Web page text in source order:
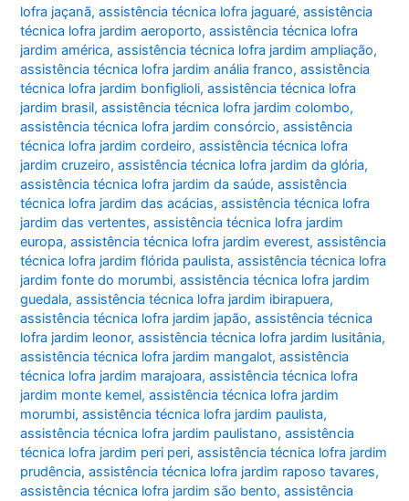
lofra jaçanã,assistência técnica lofra jaguaré,assistência
técnica lofra jardim aeroporto,assistência técnica lofra
jardim américa,assistência técnica lofra jardim ampliação,
assistência técnica lofra jardim anália franco,assistência
técnica lofra jardim bonfiglioli,assistência técnica lofra
jardim brasil,assistência técnica lofra jardim colombo,
assistência técnica lofra jardim consórcio,assistência
técnica lofra jardim cordeiro,assistência técnica lofra
jardim cruzeiro,assistência técnica lofra jardim da glória,
assistência técnica lofra jardim da saúde,assistência
técnica lofra jardim das acácias,assistência técnica lofra
jardim das vertentes,assistência técnica lofra jardim
europa,assistência técnica lofra jardim everest,assistência
técnica lofra jardim flórida paulista,assistência técnica lofra
jardim fonte do morumbi,assistência técnica lofra jardim
guedala,assistência técnica lofra jardim ibirapuera,
assistência técnica lofra jardim japão,assistência técnica
lofra jardim leonor,assistência técnica lofra jardim lusitânia,
assistência técnica lofra jardim mangalot,assistência
técnica lofra jardim marajoara,assistência técnica lofra
jardim monte kemel,assistência técnica lofra jardim
morumbi,assistência técnica lofra jardim paulista,
assistência técnica lofra jardim paulistano,assistência
técnica lofra jardim peri peri,assistência técnica lofra jardim
prudência,assistência técnica lofra jardim raposo tavares,
assistência técnica lofra jardim são bento,assistência